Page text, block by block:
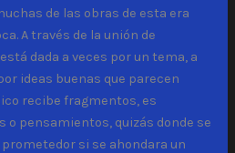
de las obras de esta era
A través de la unión de
dada a veces por un tema, a
ideas buenas que parecen
recibe fragmentos, es
o pensamientos, quizás donde se
si se ahondara un